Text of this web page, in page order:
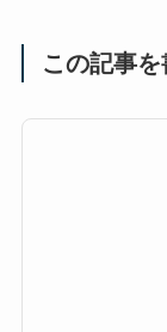
この記事を